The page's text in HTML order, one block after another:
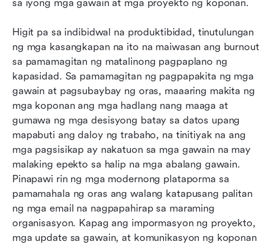
sa iyong mga gawain at mga proyekto ng koponan.
Higit pa sa indibidwal na produktibidad, tinutulungan
ng mga kasangkapan na ito na maiwasan ang burnout
sa pamamagitan ng matalinong pagpaplano ng
kapasidad. Sa pamamagitan ng pagpapakita ng mga
gawain at pagsubaybay ng oras, maaaring makita ng
mga koponan ang mga hadlang nang maaga at
gumawa ng mga desisyong batay sa datos upang
mapabuti ang daloy ng trabaho, na tinitiyak na ang
mga pagsisikap ay nakatuon sa mga gawain na may
malaking epekto sa halip na mga abalang gawain.
Pinapawi rin ng mga modernong plataporma sa
pamamahala ng oras ang walang katapusang palitan
ng mga email na nagpapahirap sa maraming
organisasyon. Kapag ang impormasyon ng proyekto,
mga update sa gawain, at komunikasyon ng koponan